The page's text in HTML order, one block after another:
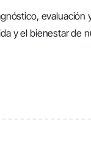
y el bienestar de